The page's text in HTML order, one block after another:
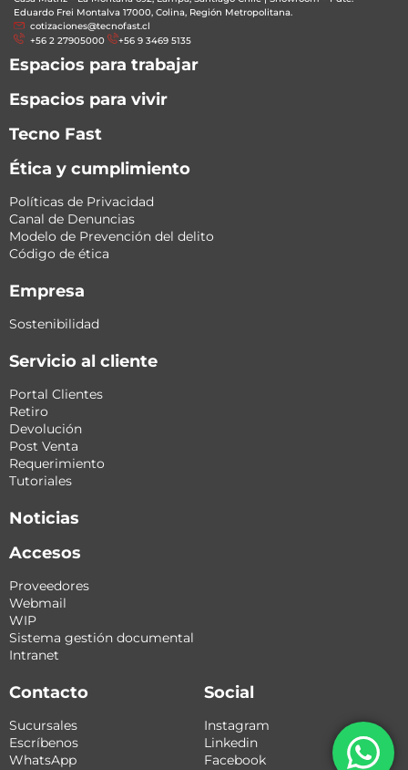
Eduardo Frei Montalva 17000, Colina, Región Metropolitana.
cotizaciones@tecnofast.cl
+56 2 27905000
+56 9 3469 5135
Espacios para trabajar
Espacios para vivir
Tecno Fast
Ética y cumplimiento
Políticas de Privacidad
Canal de Denuncias
Modelo de Prevención del delito
Código de ética
Empresa
Sostenibilidad
Servicio al cliente
Portal Clientes
Retiro
Devolución
Post Venta
Requerimiento
Tutoriales
Noticias
Accesos
Proveedores
Webmail
WIP
Sistema gestión documental
Intranet
Contacto
Sucursales
Escríbenos
WhatsApp
Social
Instagram
Linkedin
Facebook